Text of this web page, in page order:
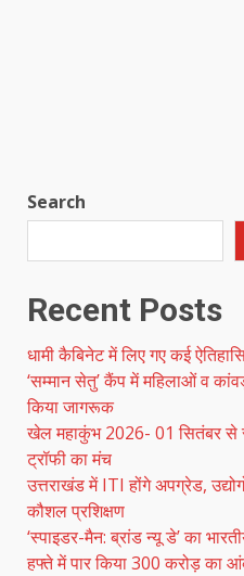
Search
Recent Posts
धामी कैबिनेट में लिए गए कई
‘सम्मान सेतु’ कैंप में महिलाओं व
किया जागरूक
खेल महाकुंभ 2026- 01 सितंबर से
ट्रॉफी का मंच
उत्तराखंड में ITI होंगे अपग्रेड,
कौशल प्रशिक्षण
‘स्पाइडर-मैन: ब्रांड न्यू डे’ का
हफ्ते में पार किया 300 करोड़ का